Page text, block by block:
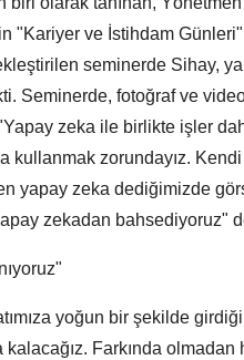
"Kariyer ve İstihdam
seminerde Sihay,
Seminerde, fotoğraf ve
zeka ile birlikte işler
kullanmak zorundayız.
yapay zeka dediğimizde
zekadan bahsediyoruz"
yoğun bir şekilde
Farkında olmadan